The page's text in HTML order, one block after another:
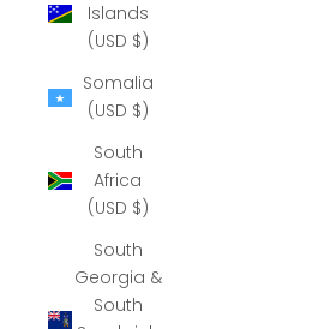
Islands
(USD $)
Somalia
(USD $)
South
Africa
(USD $)
South
Georgia &
South